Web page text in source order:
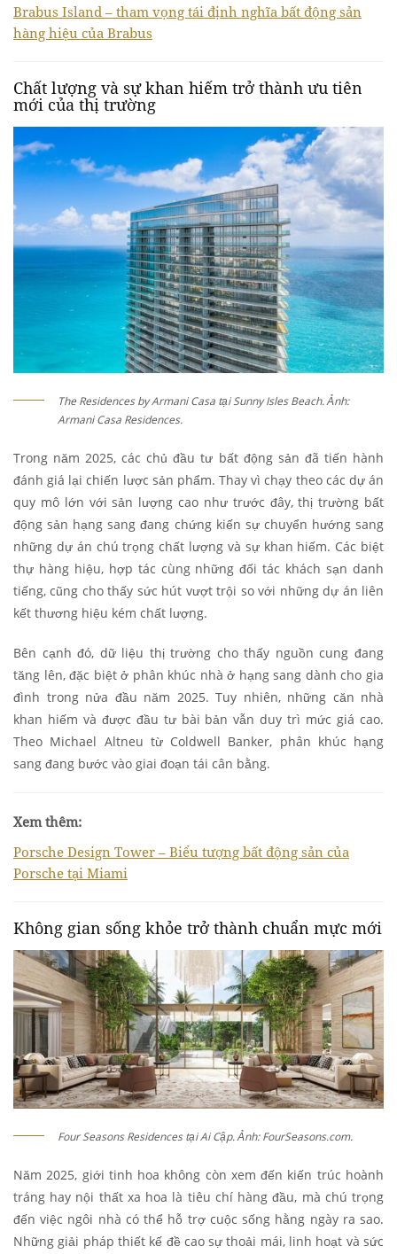
Brabus Island – tham vọng tái định nghĩa bất động sản
hàng hiệu của Brabus
Chất lượng và sự khan hiếm trở thành ưu tiên
mới của thị trường
The Residences by Armani Casa tại Sunny Isles Beach. Ảnh:
Armani Casa Residences.
Trong năm 2025, các chủ đầu tư bất động sản đã tiến hành
đánh giá lại chiến lược sản phẩm. Thay vì chạy theo các dự án
quy mô lớn với sản lượng cao như trước đây, thị trường bất
động sản hạng sang đang chứng kiến sự chuyển hướng sang
những dự án chú trọng chất lượng và sự khan hiếm. Các biệt
thự hàng hiệu, hợp tác cùng những đối tác khách sạn danh
tiếng, cũng cho thấy sức hút vượt trội so với những dự án liên
kết thương hiệu kém chất lượng.
Bên cạnh đó, dữ liệu thị trường cho thấy nguồn cung đang
tăng lên, đặc biệt ở phân khúc nhà ở hạng sang dành cho gia
đình trong nửa đầu năm 2025. Tuy nhiên, những căn nhà
khan hiếm và được đầu tư bài bản vẫn duy trì mức giá cao.
Theo Michael Altneu từ Coldwell Banker, phân khúc hạng
sang đang bước vào giai đoạn tái cân bằng.
Xem thêm:
Porsche Design Tower – Biểu tượng bất động sản của
Porsche tại Miami
Không gian sống khỏe trở thành chuẩn mực mới
Four Seasons Residences tại Ai Cập. Ảnh: FourSeasons.com.
Năm 2025, giới tinh hoa không còn xem đến kiến trúc hoành
tráng hay nội thất xa hoa là tiêu chí hàng đầu, mà chú trọng
đến việc ngôi nhà có thể hỗ trợ cuộc sống hằng ngày ra sao.
Những giải pháp thiết kế đề cao sự thoải mái, linh hoạt và sức